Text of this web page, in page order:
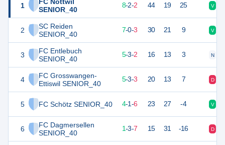
1
SENIOR_40
2
SC Reiden
SENIOR_40
3
FC Entlebuch
SENIOR_40
4
FC Grosswangen-
Ettiswil SENIOR_40
5 FC Schötz SENIOR_40
6
FC Dagmersellen
SENIOR_40
8-2-2 44 19 25 V
7-0-3 30 21 9 V
5-3-2 16 13 3 N
18 5-3-3 20 13 7 D
13 11 4-1-6 23 27 -4 V
6 1-3-7 15 31 -16 D